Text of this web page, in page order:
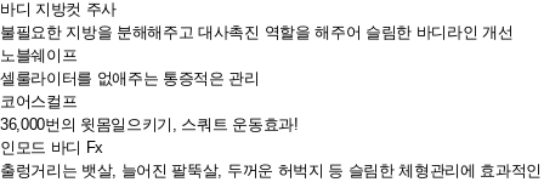
바디 지방컷 주사
불필요한 지방을 분해해주고 대사촉진 역할을 해주어 슬림한 바디라인 개선
노블쉐이프
셀룰라이터를 없애주는 통증적은 관리
코어스컬프
36,000번의 윗몸일으키기, 스쿼트 운동효과!
인모드 바디 Fx
출렁거리는 뱃살, 늘어진 팔뚝살, 두꺼운 허벅지 등 슬림한 체형관리에 효과적인